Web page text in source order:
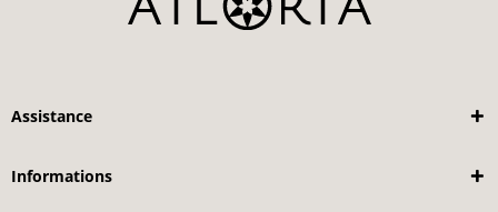
Assistance
Informations